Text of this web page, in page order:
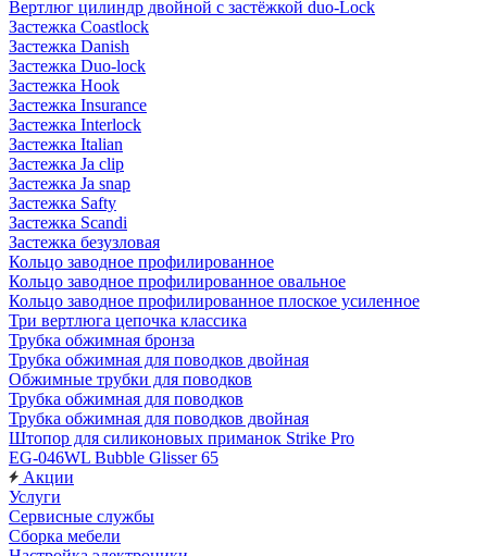
Вертлюг цилиндр двойной с застёжкой duo-Lock
Застежка Coastlock
Застежка Danish
Застежка Duo-lock
Застежка Hook
Застежка Insurance
Застежка Interlock
Застежка Italian
Застежка Ja clip
Застежка Ja snap
Застежка Safty
Застежка Scandi
Застежка безузловая
Кольцо заводное профилированное
Кольцо заводное профилированное овальное
Кольцо заводное профилированное плоское усиленное
Три вертлюга цепочка классика
Трубка обжимная бронза
Трубка обжимная для поводков двойная
Обжимные трубки для поводков
Трубка обжимная для поводков
Трубка обжимная для поводков двойная
Штопор для силиконовых приманок Strike Pro
EG-046WL Bubble Glisser 65
Акции
Услуги
Сервисные службы
Сборка мебели